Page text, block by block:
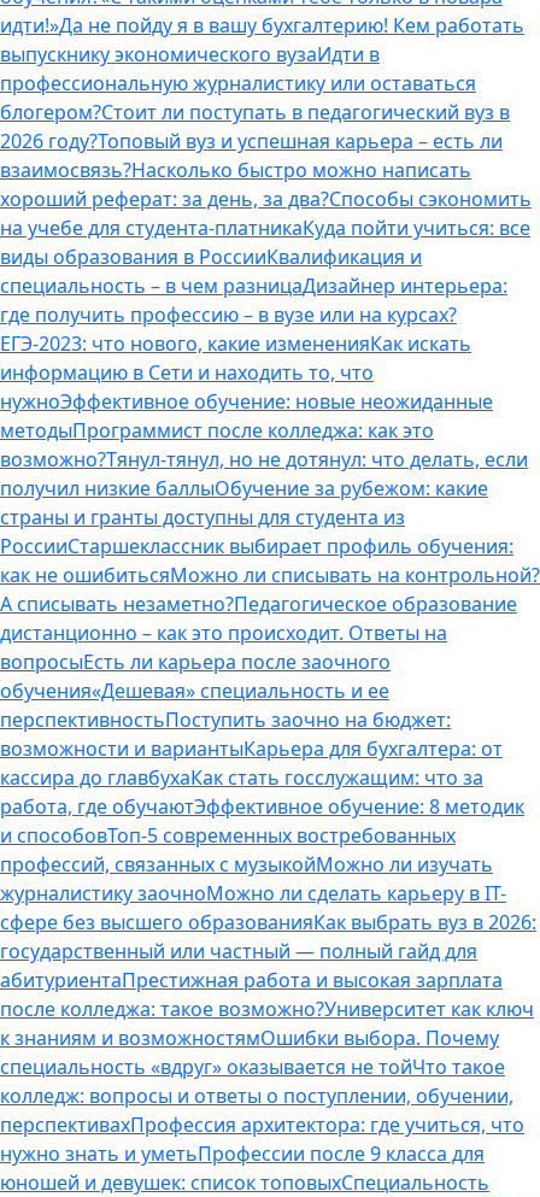
идти!»Да не пойду я в вашу бухгалтерию! Кем работать
выпускнику экономического вузаИдти в
профессиональную журналистику или оставаться
блогером?Стоит ли поступать в педагогический вуз в
2026 году?Топовый вуз и успешная карьера – есть ли
взаимосвязь?Насколько быстро можно написать
хороший реферат: за день, за два?Способы сэкономить
на учебе для студента-платникаКуда пойти учиться: все
виды образования в РоссииКвалификация и
специальность – в чем разницаДизайнер интерьера:
где получить профессию – в вузе или на курсах?
ЕГЭ-2023: что нового, какие измененияКак искать
информацию в Сети и находить то, что
нужноЭффективное обучение: новые неожиданные
методыПрограммист после колледжа: как это
возможно?Тянул-тянул, но не дотянул: что делать, если
получил низкие баллыОбучение за рубежом: какие
страны и гранты доступны для студента из
РоссииСтаршеклассник выбирает профиль обучения:
как не ошибитьсяМожно ли списывать на контрольной?
А списывать незаметно?Педагогическое образование
дистанционно – как это происходит. Ответы на
вопросыЕсть ли карьера после заочного
обучения«Дешевая» специальность и ее
перспективностьПоступить заочно на бюджет:
возможности и вариантыКарьера для бухгалтера: от
кассира до главбухаКак стать госслужащим: что за
работа, где обучаютЭффективное обучение: 8 методик
и способовТоп-5 современных востребованных
профессий, связанных с музыкойМожно ли изучать
журналистику заочноМожно ли сделать карьеру в IT-
сфере без высшего образованияКак выбрать вуз в 2026:
государственный или частный — полный гайд для
абитуриентаПрестижная работа и высокая зарплата
после колледжа: такое возможно?Университет как ключ
к знаниям и возможностямОшибки выбора. Почему
специальность «вдруг» оказывается не тойЧто такое
колледж: вопросы и ответы о поступлении, обучении,
перспективахПрофессия архитектора: где учиться, что
нужно знать и уметьПрофессии после 9 класса для
юношей и девушек: список топовыхСпециальность